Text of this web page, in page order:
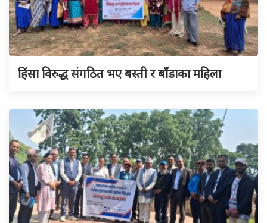
हिंसा विरुद्ध संगठित भए बस्ती र बाँडाका महिला